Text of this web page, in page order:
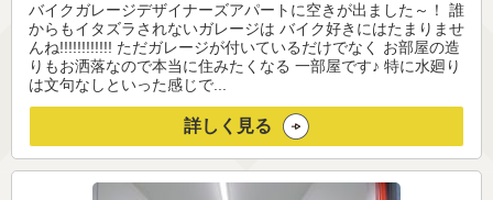
バイクガレージデザイナーズアパートに空きが出ました～！ 誰
からもイタズラされないガレージは バイク好きにはたまりませ
んね!!!!!!!!!!!! ただガレージが付いているだけでなく お部屋の造
りもお洒落なので本当に住みたくなる 一部屋です♪ 特に水廻り
は文句なしといった感じで...
詳しく見る